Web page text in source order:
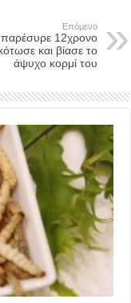
Επόμενο
παρέσυρε 12χρονο
και βίασε το
άψυχο κορμί του